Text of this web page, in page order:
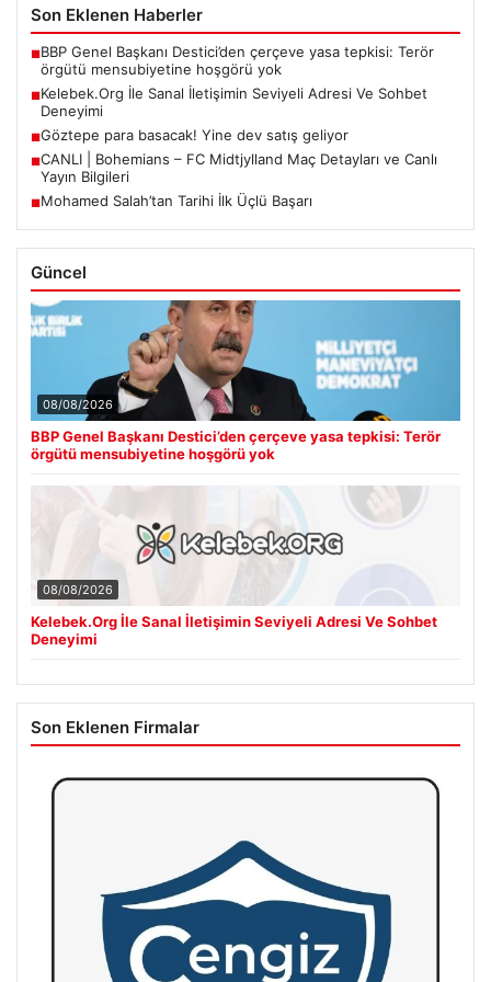
Son Eklenen Haberler
■BBP Genel Başkanı Destici’den çerçeve yasa tepkisi: Terör
örgütü mensubiyetine hoşgörü yok
■Kelebek.Org İle Sanal İletişimin Seviyeli Adresi Ve Sohbet
Deneyimi
■Göztepe para basacak! Yine dev satış geliyor
■CANLI | Bohemians – FC Midtjylland Maç Detayları ve Canlı
Yayın Bilgileri
■Mohamed Salah’tan Tarihi İlk Üçlü Başarı
Güncel
08/08/2026
BBP Genel Başkanı Destici’den çerçeve yasa tepkisi: Terör
örgütü mensubiyetine hoşgörü yok
08/08/2026
Kelebek.Org İle Sanal İletişimin Seviyeli Adresi Ve Sohbet
Deneyimi
Son Eklenen Firmalar